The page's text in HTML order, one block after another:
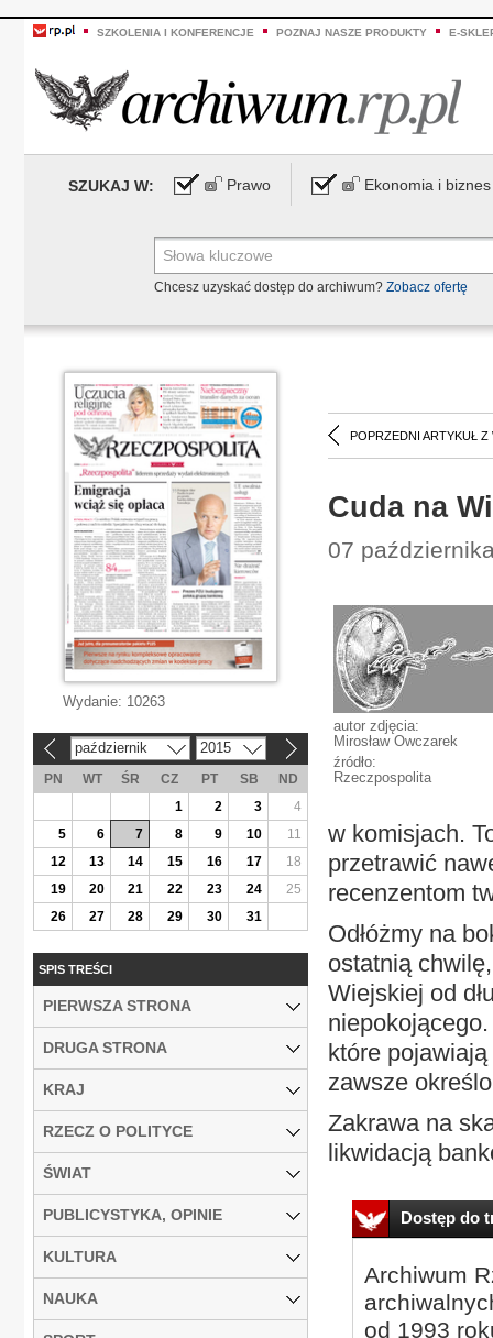
SZKOLENIA I KONFERENCJE POZNAJ NASZE PRODUKTY E-
SZUKAJ W: Prawo Ekonomia i biznes
Chcesz uzyskać dostęp do archiwum? Zobacz ofertę
POPRZEDNI ARTYKUŁ Z
Cuda na
07
autor zdjęcia:
Mirosław Owczarek
źródło:
Rzeczpospolita
w komisjach.
przetrawić
recenzentom
Odłóżmy na
ostatnią
Wiejskiej od
które
zawsze
Zakrawa na
likwidacją
Dostęp do
Archiwum
od 1993
Wydanie: 10263
październik 2015
PN WT ŚR CZ PT SB
ND
1
2 3
4
5
6 7 8 9 10
11
12
13 14 15 16 17
18
19
20 21 22 23 24
25
26
27 28 29 30 31
SPIS TREŚCI
PIERWSZA STRONA
DRUGA STRONA
KRAJ
RZECZ O POLITYCE
ŚWIAT
PUBLICYSTYKA, OPINIE
KULTURA
NAUKA